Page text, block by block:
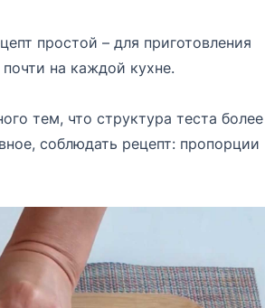
простой – для приготовления
на каждой кухне.
тем, что структура теста более
соблюдать рецепт: пропорции